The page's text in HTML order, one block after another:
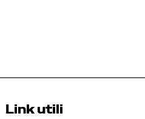
Link utili